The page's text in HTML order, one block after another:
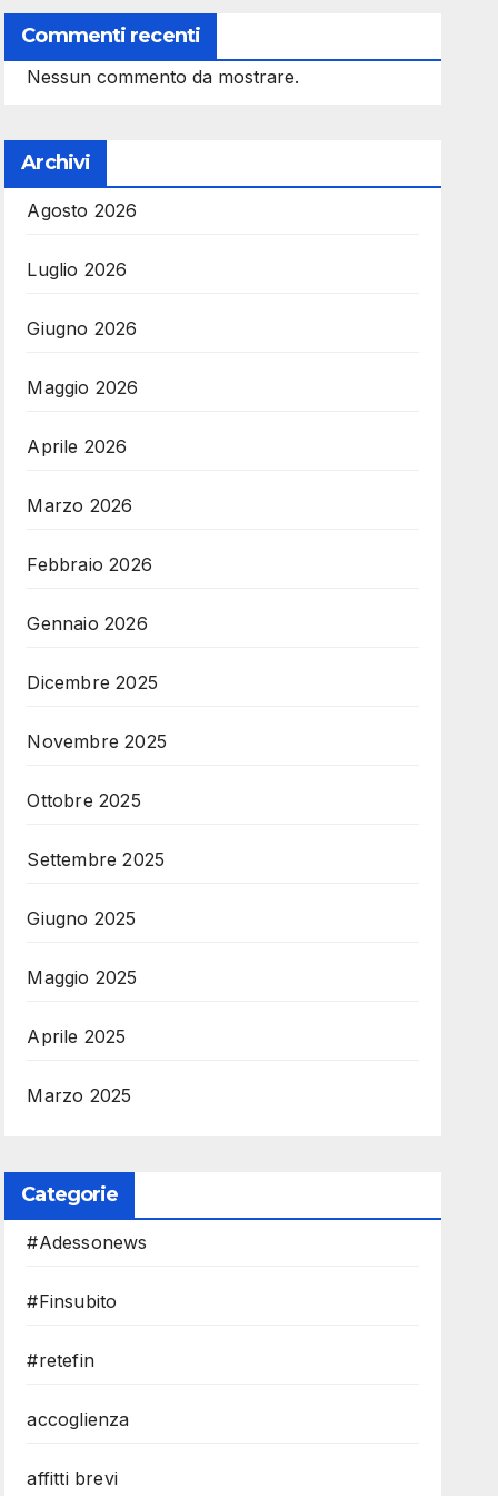
Commenti recenti
Nessun commento da mostrare.
Archivi
Agosto 2026
Luglio 2026
Giugno 2026
Maggio 2026
Aprile 2026
Marzo 2026
Febbraio 2026
Gennaio 2026
Dicembre 2025
Novembre 2025
Ottobre 2025
Settembre 2025
Giugno 2025
Maggio 2025
Aprile 2025
Marzo 2025
Categorie
#Adessonews
#Finsubito
#retefin
accoglienza
affitti brevi